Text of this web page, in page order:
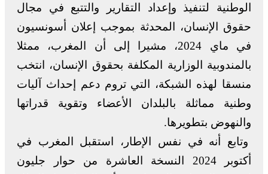
الوطنية لتنفيذ وإعداد التقارير والتتبع في مجال
حقوق الإنسان، المحدثة بموجب إعلان أسونسيون
في ماي 2024، مشيرا إلى أن المغرب، ممثلا
بالمندوبية الوزارية المكلفة بحقوق الإنسان، انتخب
منسقا لهذه الشبكة، التي تروم دعم إحداث آليات
وطنية مماثلة بالبلدان الأعضاء وتقوية قدراتها
والنهوض بتطويرها.
وتابع أنه في نفس الإطار، استقبل المغرب في
أكتوبر 2024 النسخة العاشرة من حوار جليون